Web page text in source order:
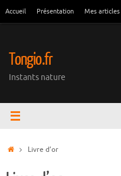
Accueil Présentation Mes articles
Tongio.fr
Instants nature
AccueilLivre d’or